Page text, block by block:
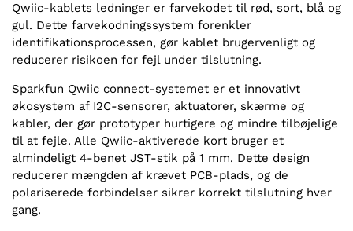
Qwiic-kablets ledninger er farvekodet til rød, sort, blå og
gul. Dette farvekodningssystem forenkler
identifikationsprocessen, gør kablet brugervenligt og
reducerer risikoen for fejl under tilslutning.
Sparkfun Qwiic connect-systemet er et innovativt
økosystem af I2C-sensorer, aktuatorer, skærme og
kabler, der gør prototyper hurtigere og mindre tilbøjelige
til at fejle. Alle Qwiic-aktiverede kort bruger et
almindeligt 4-benet JST-stik på 1 mm. Dette design
reducerer mængden af krævet PCB-plads, og de
polariserede forbindelser sikrer korrekt tilslutning hver
gang.